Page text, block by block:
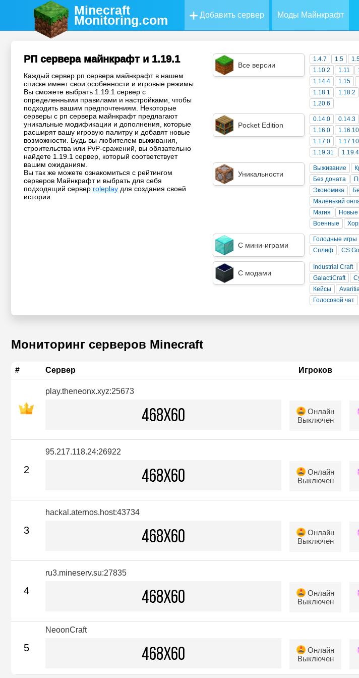
Minecraft
Monitoring.com Добавить сервер Моды Майнкрафт
РП сервера майнкрафт и 1.19.1
Каждый сервер рп сервера майнкрафт в нашем
списке имеет свои особенности и игровые режимы.
Вы сможете выбрать 1.19.1 сервер с
определенными правилами и настройками, чтобы
подходить вашим предпочтениям. Некоторые
серверы с рп сервера майнкрафт предлагают
уникальные модификации и дополнения, которые
расширят вашу игровую палитру и добавят новые
возможности. Будь вы любителем выживания,
строительства или PvP-сражений, вы обязательно
найдете 1.19.1 сервер, который соответствует
вашим ожиданиям.
Вы так же можете ознакомиться с рейтингом
серверов Майнкрафт и выбрать для себя
подходящий сервер roleplay для создания своей
истории.
Все версии
1.4.7 1.5
1.10.2
1.11
1.14.4
1.15
1.18.1
1.18.2
1.20.6
Pocket Edition
0.14.0 0.14.3
1.16.0
1.16.10
1.17.0
1.17.10
1.19.31
Уникальности
Выживание
Без доната
Экономика
Маленький
Магия
Новые
Военные
С мини-играми
Голодные игры
Сплиф
CS:Go
С модами
Industrial Craft
GalactiCraft
Кейсы
Avaritia
Голосовой чат
Мониторинг серверов Minecraft
# Сервер Игроков
play.theneonx.xyz:25673
Онлайн
Выключен
2
95.217.118.24:26922
Онлайн
Выключен
3
hackal.aternos.host:43734
Онлайн
Выключен
4
ru3.mineserv.su:27835
Онлайн
Выключен
5
NeoonCraft
Онлайн
Выключен